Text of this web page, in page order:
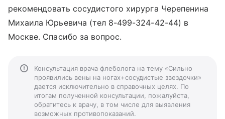
рекомендовать сосудистого хирурга Черепенина
Михаила Юрьевича (тел 8-499-324-42-44) в
Москве. Спасибо за вопрос.
Консультация врача флеболога на тему «Сильно
проявились вены на ногах+сосудистые звездочки»
дается исключительно в справочных целях. По
итогам полученной консультации, пожалуйста,
обратитесь к врачу, в том числе для выявления
возможных противопоказаний.